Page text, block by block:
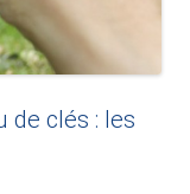
de clés : les